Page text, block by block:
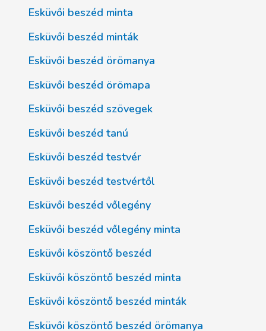
Esküvői beszéd minta
Esküvői beszéd minták
Esküvői beszéd örömanya
Esküvői beszéd örömapa
Esküvői beszéd szövegek
Esküvői beszéd tanú
Esküvői beszéd testvér
Esküvői beszéd testvértől
Esküvői beszéd vőlegény
Esküvői beszéd vőlegény minta
Esküvői köszöntő beszéd
Esküvői köszöntő beszéd minta
Esküvői köszöntő beszéd minták
Esküvői köszöntő beszéd örömanya